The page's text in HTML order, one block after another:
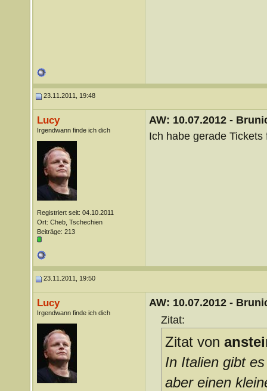
23.11.2011, 19:48
Lucy
Irgendwann finde ich dich
Registriert seit: 04.10.2011
Ort: Cheb, Tschechien
Beiträge: 213
AW: 10.07.2012 -
Ich habe gerade
23.11.2011, 19:50
Lucy
Irgendwann finde ich dich
AW: 10.07.2012 -
Zitat:
Zitat von
In Italien gibt
aber einen